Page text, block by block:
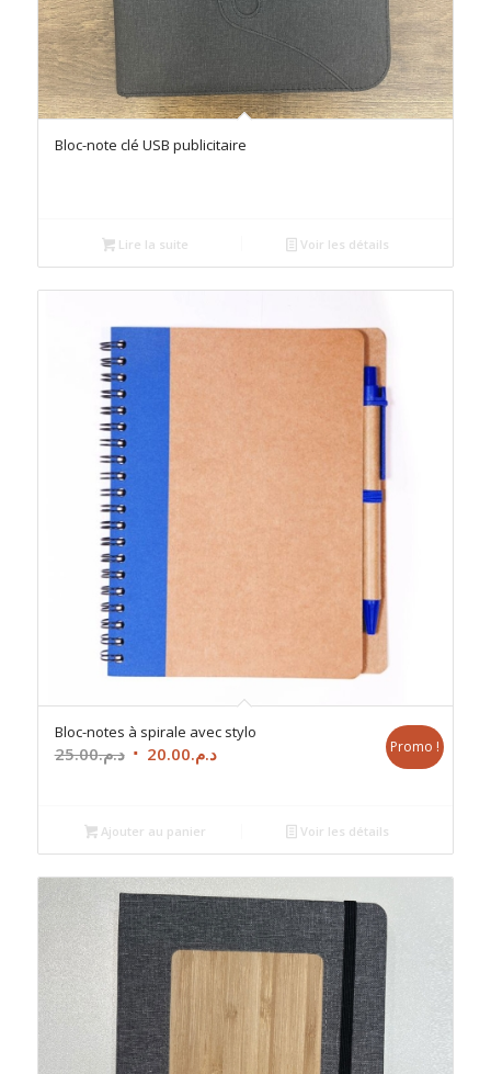
Bloc-note clé USB publicitaire
Lire la suite Voir les détails
Bloc-notes à spirale avec stylo
د.م.25.00
Le
était :
د.م.25.00.
د.م.20.00
Le
د.م.20.00.
Promo !
Ajouter au panier Voir les détails